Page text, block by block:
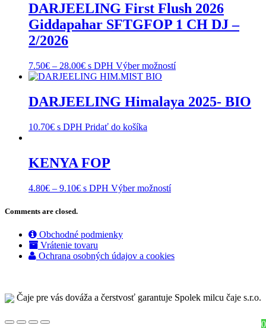
DARJEELING First Flush 2026
Giddapahar SFTGFOP 1 CH DJ –
2/2026
7.50€ – 28.00€ s DPH Výber možností
DARJEELING Himalaya 2025- BIO
10.70€ s DPH Pridať do košíka
KENYA FOP
4.80€ – 9.10€ s DPH Výber možností
Comments are closed.
Obchodné podmienky
Vrátenie tovaru
Ochrana osobných údajov a cookies
Čaje pre vás dováža a čerstvosť garantuje Spolek milcu čaje s.r.o.
0